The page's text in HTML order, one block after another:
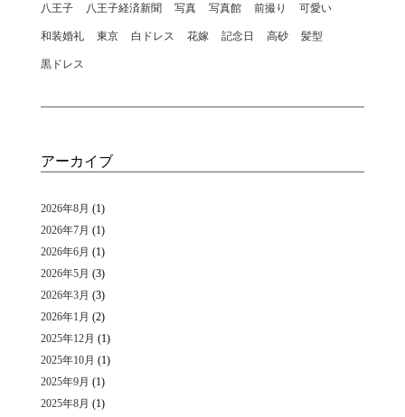
八王子 八王子経済新聞 写真 写真館 前撮り 可愛い
和装婚礼 東京 白ドレス 花嫁 記念日 高砂 髪型
黒ドレス
アーカイブ
2026年8月 (1)
2026年7月 (1)
2026年6月 (1)
2026年5月 (3)
2026年3月 (3)
2026年1月 (2)
2025年12月 (1)
2025年10月 (1)
2025年9月 (1)
2025年8月 (1)